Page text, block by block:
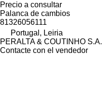
Precio a consultar
Palanca de cambios
81326056111
Portugal, Leiria
PERALTA & COUTINHO S.A.
Contacte con el vendedor